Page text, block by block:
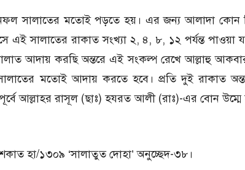
সালাতের মতোই পড়তে হয়। এর জন্য আলাদা কোন
এই সালাতের রাকাত সংখ্যা ২, ৪, ৮, ১২ পর্যন্ত পাওয়া
আদায় করছি অন্তরে এই সংকল্প রেখে আল্লাহু
মতোই আদায় করতে হবে। প্রতি দুই রাকাত
আল্লাহর রাসূল (ছাঃ) হযরত আলী (রাঃ)-এর বোন উম্মে
হা/১৩০৯ ‘সালাতুত দোহা’ অনুচ্ছেদ-৩৮।